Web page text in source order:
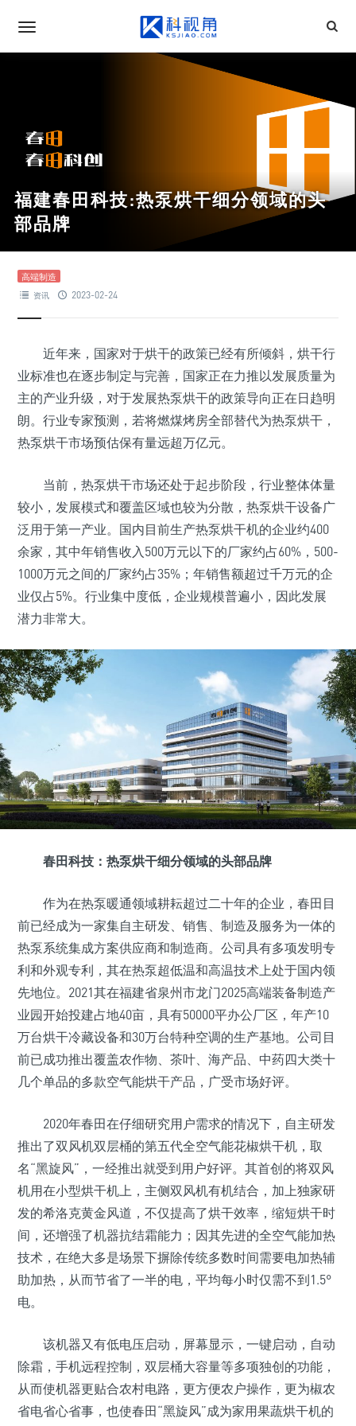
福建春田科技:热泵烘干细分领域的头
部品牌
高端制造
资讯 2023-02-24
近年来，国家对于烘干的政策已经有所倾斜，烘干行
业标准也在逐步制定与完善，国家正在力推以发展质量为
主的产业升级，对于发展热泵烘干的政策导向正在日趋明
朗。行业专家预测，若将燃煤烤房全部替代为热泵烘干，
热泵烘干市场预估保有量远超万亿元。
当前，热泵烘干市场还处于起步阶段，行业整体体量
较小，发展模式和覆盖区域也较为分散，热泵烘干设备广
泛用于第一产业。国内目前生产热泵烘干机的企业约400
余家，其中年销售收入500万元以下的厂家约占60%，500-
1000万元之间的厂家约占35%；年销售额超过千万元的企
业仅占5%。行业集中度低，企业规模普遍小，因此发展
潜力非常大。
春田科技：热泵烘干细分领域的头部品牌
作为在热泵暖通领域耕耘超过二十年的企业，春田目
前已经成为一家集自主研发、销售、制造及服务为一体的
热泵系统集成方案供应商和制造商。公司具有多项发明专
利和外观专利，其在热泵超低温和高温技术上处于国内领
先地位。2021其在福建省泉州市龙门2025高端装备制造产
业园开始投建占地40亩，具有50000平办公厂区，年产10
万台烘干冷藏设备和30万台特种空调的生产基地。公司目
前已成功推出覆盖农作物、茶叶、海产品、中药四大类十
几个单品的多款空气能烘干产品，广受市场好评。
2020年春田在仔细研究用户需求的情况下，自主研发
推出了双风机双层桶的第五代全空气能花椒烘干机，取
名“黑旋风”，一经推出就受到用户好评。其首创的将双风
机用在小型烘干机上，主侧双风机有机结合，加上独家研
发的希洛克黄金风道，不仅提高了烘干效率，缩短烘干时
间，还增强了机器抗结霜能力；因其先进的全空气能加热
技术，在绝大多是场景下摒除传统多数时间需要电加热辅
助加热，从而节省了一半的电，平均每小时仅需不到1.5°
电。
该机器又有低电压启动，屏幕显示，一键启动，自动
除霜，手机远程控制，双层桶大容量等多项独创的功能，
从而使机器更贴合农村电路，更方便农户操作，更为椒农
省电省心省事，也使春田“黑旋风”成为家用果蔬烘干机的